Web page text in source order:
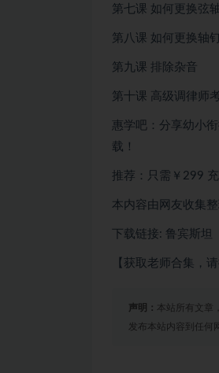
第七课 如何更换弦
第八课 如何更换轴
第九课 排除杂音
第十课 高级调律师
惠学吧：分享幼小
载！
推荐：只需￥299
本内容由网友收集
下载链接: 鲁宾斯
【获取老师合集，
声明： 本站所有文章
发布本站内容到任何